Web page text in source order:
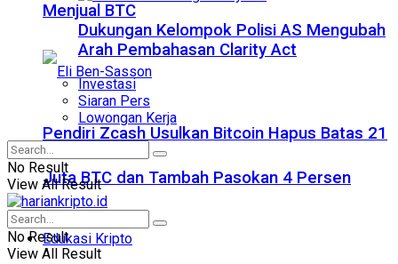
Menjual BTC
Pendiri Zcash Usulkan Bitcoin Hapus Batas 21
Juta BTC dan Tambah Pasokan 4 Persen
Edukasi Kripto
Dukungan Kelompok Polisi AS Mengubah
Arah Pembahasan Clarity Act
Investasi
Siaran Pers
Lowongan Kerja
No Result
View All Result
No Result
View All Result